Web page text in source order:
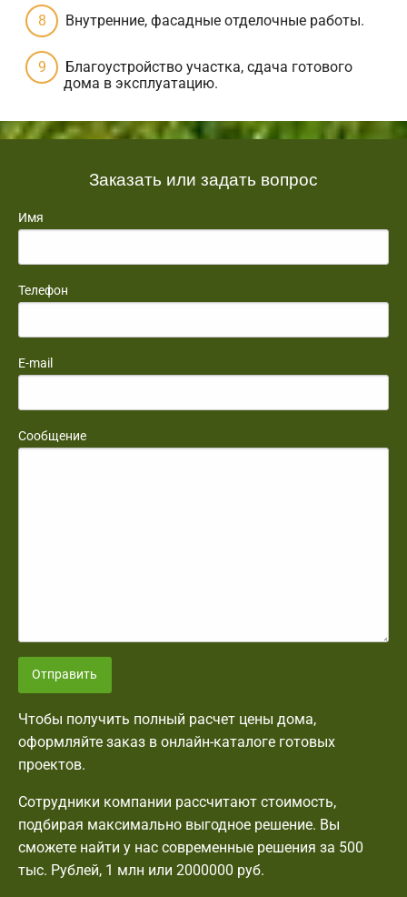
Внутренние, фасадные отделочные работы.
Благоустройство участка, сдача готового
дома в эксплуатацию.
Заказать или задать вопрос
Имя
Телефон
E-mail
Сообщение
Отправить
Чтобы получить полный расчет цены дома,
оформляйте заказ в онлайн-каталоге готовых
проектов.
Сотрудники компании рассчитают стоимость,
подбирая максимально выгодное решение. Вы
сможете найти у нас современные решения за 500
тыс. Рублей, 1 млн или 2000000 руб.